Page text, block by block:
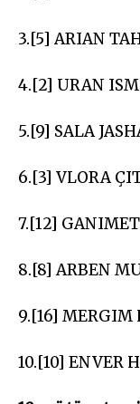
3.[5] ARIAN
4.[2] URAN
5.[9] SALA
6.[3] VLORA
7.[12]
8.[8] ARBEN
9.[16] MERGIM
10.[10] ENVER